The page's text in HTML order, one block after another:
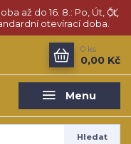
až do 16. 8.: Po, Út, Čt,
otevírací doba.
Menu
Hledat
0 ks
0,00 Kč